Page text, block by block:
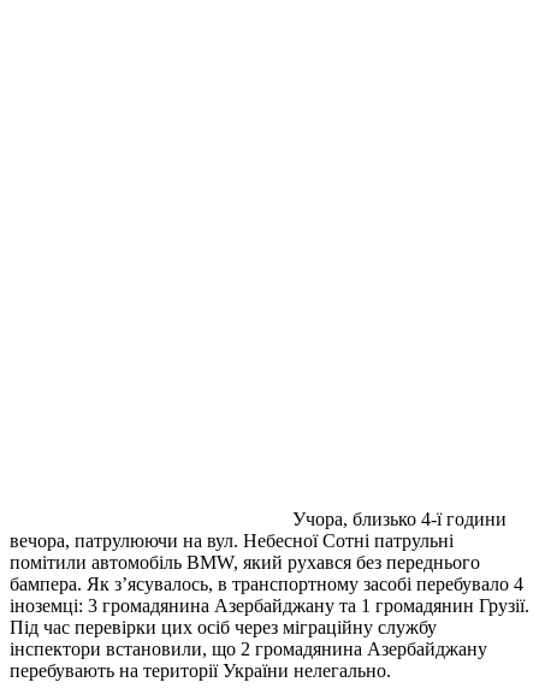
Учора, близько 4-ї години
вечора, патрулюючи на вул. Небесної Сотні патрульнi
помітили автомобіль BMW, який рухався без переднього
бампера. Як з’ясувалось, в транспортному засобі перебувало 4
іноземці: 3 громадянина Азербайджану та 1 громадянин Грузії.
Під час перевірки цих осіб через міграційну службу
інспектори встановили, що 2 громадянина Азербайджану
перебувають на території України нелегально.